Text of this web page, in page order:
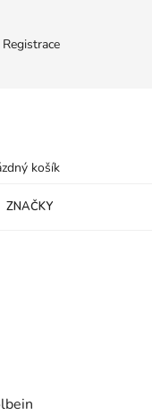
Registrace
košík
ZNAČKY